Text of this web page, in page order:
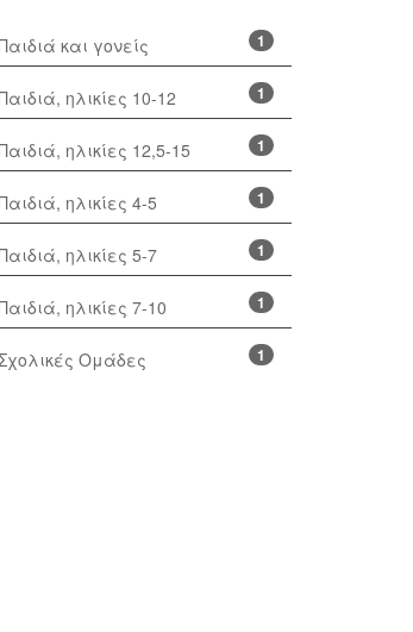
1
και γονείς
1
ηλικίες 10-12
1
ηλικίες 12,5-15
1
ηλικίες 4-5
1
ηλικίες 5-7
1
ηλικίες 7-10
1
Ομάδες